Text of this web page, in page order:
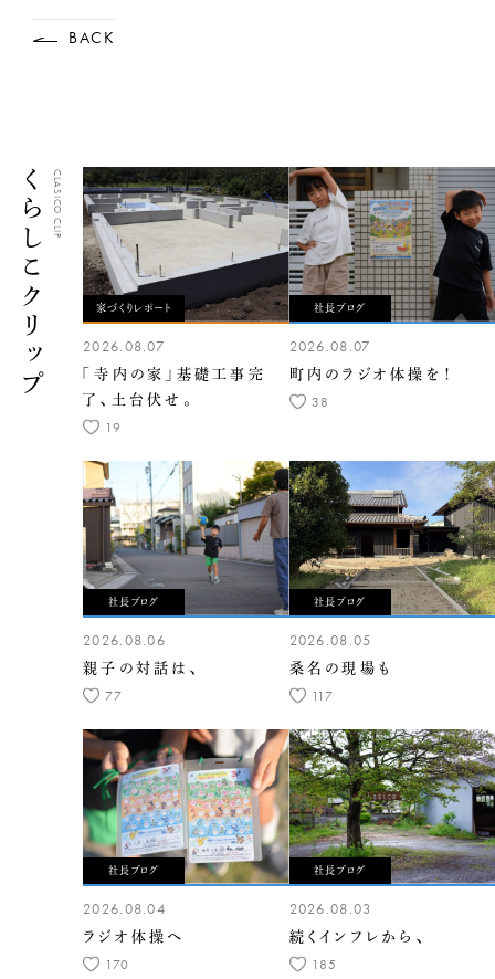
BACK
くらしこクリップCLASICO CLIP
家づくりレポート
2026.08.07
「寺内の家」基礎工事完
了、土台伏せ。
19
社長ブログ
2026.08.07
町内のラジオ体操を！
38
社長ブログ
2026.08.06
親子の対話は、
77
社長ブログ
2026.08.05
桑名の現場も
117
社長ブログ
2026.08.04
ラジオ体操へ
170
社長ブログ
2026.08.03
続くインフレから、
185